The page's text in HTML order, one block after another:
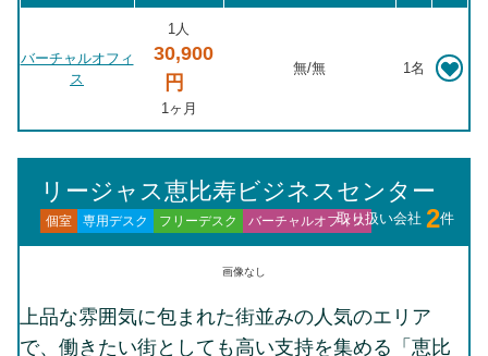
バーチャルオフィ
ス
1人
30,900
円
1ヶ月
無/無 1名
リージャス恵比寿ビジネスセンター
個室 専用デスク フリーデスク バーチャルオフィス取り扱い会社 2件
画像なし
上品な雰囲気に包まれた街並みの人気のエリア
で、働きたい街としても高い支持を集める「恵比